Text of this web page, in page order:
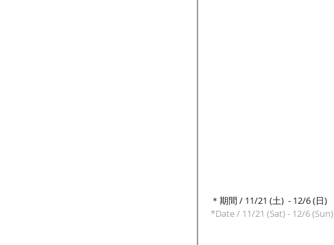
＊期間 / 11/21 (土)  - 12/6 (日)
*Date / 11/21 (Sat) - 12/6 (Sun)